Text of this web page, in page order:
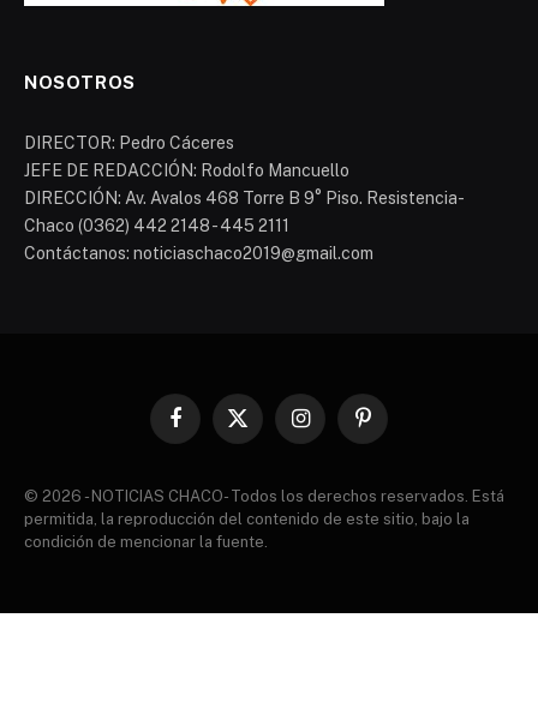
NOSOTROS
DIRECTOR: Pedro Cáceres
JEFE DE REDACCIÓN: Rodolfo Mancuello
DIRECCIÓN: Av. Avalos 468 Torre B 9° Piso. Resistencia-
Chaco (0362) 442 2148 - 445 2111
Contáctanos: noticiaschaco2019@gmail.com
Facebook
X
InstagramPinterest
© 2026 - NOTICIAS CHACO- Todos los derechos reservados. Está
permitida, la reproducción del contenido de este sitio, bajo la
condición de mencionar la fuente.